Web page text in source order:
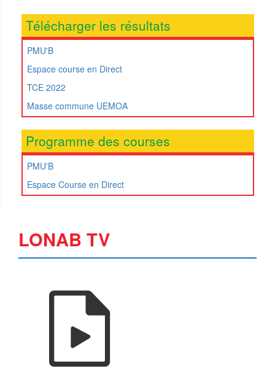
Télécharger les résultats
PMU'B
Espace course en Direct
TCE 2022
Masse commune UEMOA
Programme des courses
PMU'B
Espace Course en Direct
LONAB TV